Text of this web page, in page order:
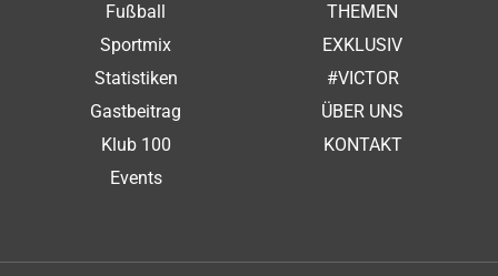
Fußball
Sportmix
Statistiken
Gastbeitrag
Klub 100
Events
THEMEN
EXKLUSIV
#VICTOR
ÜBER UNS
KONTAKT